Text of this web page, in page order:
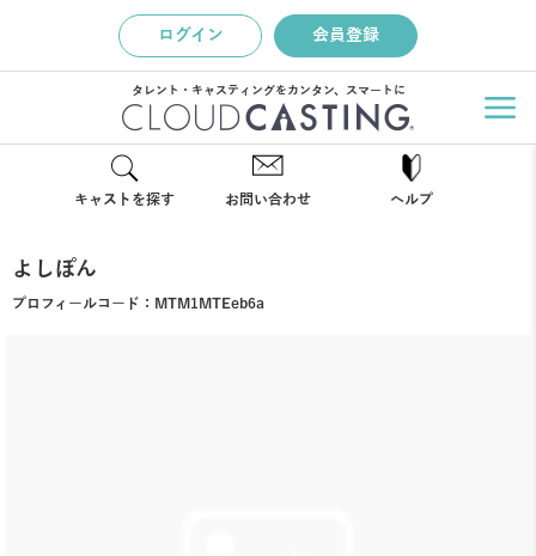
ログイン 会員登録
タレント・キャスティングをカンタン、スマートに
キャストを探す お問い合わせ ヘルプ
よしぽん
プロフィールコード： MTM1MTEeb6a